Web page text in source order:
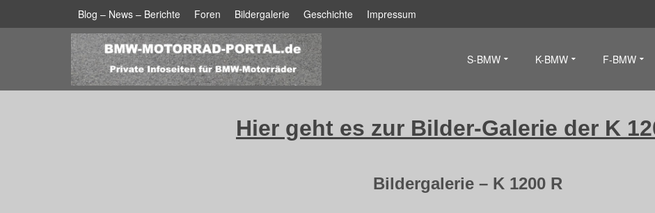
Blog – News – Berichte Foren Bildergalerie Geschichte Impressum
S-BMW K-BMW F-BMW
Hier geht es zur Bilder-Galerie der K
Bildergalerie – K 1200 R